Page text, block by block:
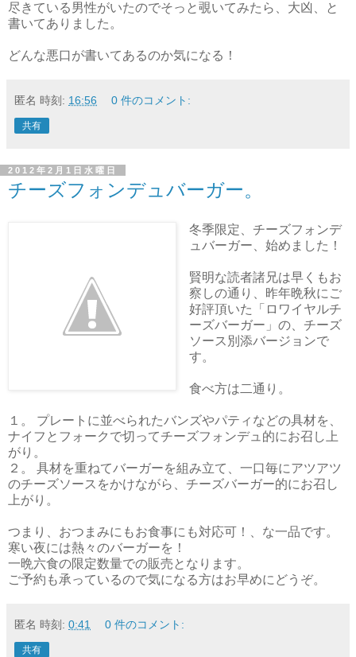
尽きている男性がいたのでそっと覗いてみたら、大凶、と
書いてありました。
どんな悪口が書いてあるのか気になる！
匿名 時刻: 16:56 0 件のコメント:
共有
2012年2月1日水曜日
チーズフォンデュバーガー。
冬季限定、チーズフォンデ
ュバーガー、始めました！
賢明な読者諸兄は早くもお
察しの通り、昨年晩秋にご
好評頂いた「ロワイヤルチ
ーズバーガー」の、チーズ
ソース別添バージョンで
す。
食べ方は二通り。
１。 プレートに並べられたバンズやパティなどの具材を、
ナイフとフォークで切ってチーズフォンデュ的にお召し上
がり。
２。 具材を重ねてバーガーを組み立て、一口毎にアツアツ
のチーズソースをかけながら、チーズバーガー的にお召し
上がり。
つまり、おつまみにもお食事にも対応可！、な一品です。
寒い夜には熱々のバーガーを！
一晩六食の限定数量での販売となります。
ご予約も承っているので気になる方はお早めにどうぞ。
匿名 時刻: 0:41 0 件のコメント:
共有